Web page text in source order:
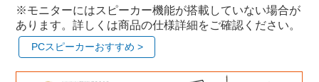
※モニターにはスピーカー機能が搭載していない場合が
あります。詳しくは商品の仕様詳細をご確認ください。
PCスピーカーおすすめ >